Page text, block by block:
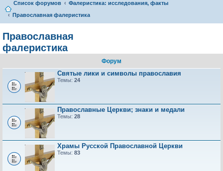
Список форумов
Фалеристика: исследования, факты
Православная фалеристика
Православная
фалеристика
Форум
Святые лики и символы православия
Темы: 24
Православные Церкви; знаки и медали
Темы: 28
Храмы Русской Православной Церкви
Темы: 83